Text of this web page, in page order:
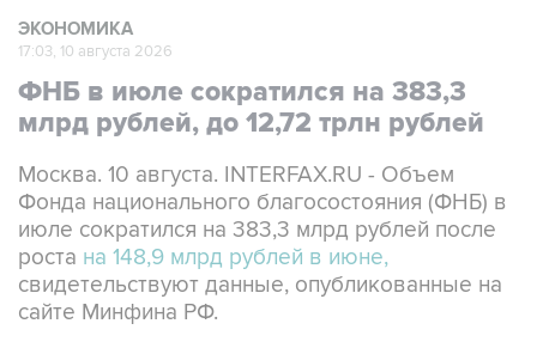
ЭКОНОМИКА
17:03, 10 августа 2026
ФНБ в июле сократился на 383,3
млрд рублей, до 12,72 трлн рублей
Москва. 10 августа. INTERFAX.RU - Объем
Фонда национального благосостояния (ФНБ) в
июле сократился на 383,3 млрд рублей после
роста на 148,9 млрд рублей в июне,
свидетельствуют данные, опубликованные на
сайте Минфина РФ.